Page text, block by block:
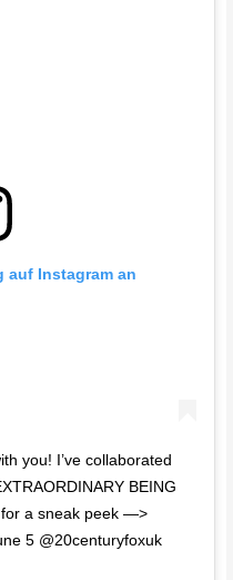
auf Instagram an
you! I’ve collaborated
BEING
a sneak peek —>
5 @20centuryfoxuk